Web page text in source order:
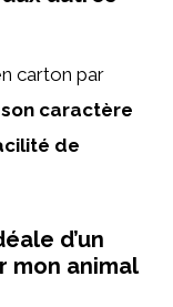
carton par
son caractère
de
d’un
mon animal